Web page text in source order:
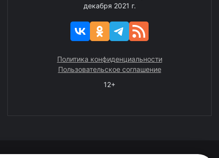
декабря 2021 г.
Политика конфиденциальности
Пользовательское соглашение
12+